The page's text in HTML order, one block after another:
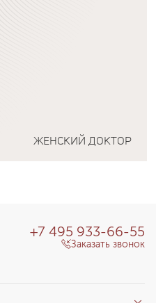
ЖЕНСКИЙ ДОКТОР
+7 495 933-66-55
Заказать звонок